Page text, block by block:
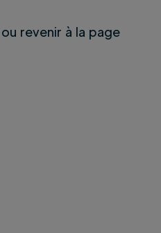
revenir à la page